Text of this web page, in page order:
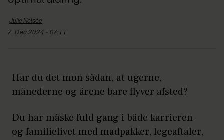
Julie Nolsöe
7. Dec 2024 - 07:11
Har du det mon sådan, at ugerne,
månederne og årene bare flyver afsted?
Du har måske fuld gang i både karrieren
og familielivet med madpakker, legeaftaler,